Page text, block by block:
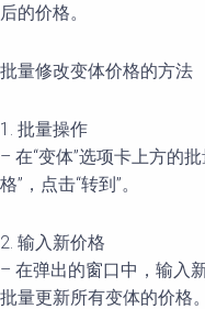
后的价格。
批量修改变体价格的方法
1. 批量操作
– 在“变体”选项卡上方的
格”，点击“转到”。
2. 输入新价格
– 在弹出的窗口中，输入
批量更新所有变体的价格。